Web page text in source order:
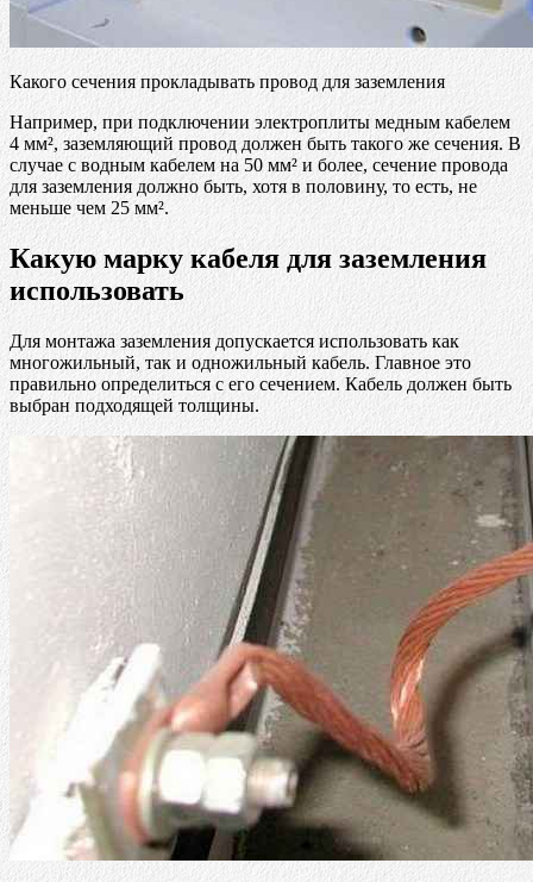
Какого сечения прокладывать провод для заземления
Например, при подключении электроплиты медным кабелем
4 мм², заземляющий провод должен быть такого же сечения. В
случае с водным кабелем на 50 мм² и более, сечение провода
для заземления должно быть, хотя в половину, то есть, не
меньше чем 25 мм².
Какую марку кабеля для заземления
использовать
Для монтажа заземления допускается использовать как
многожильный, так и одножильный кабель. Главное это
правильно определиться с его сечением. Кабель должен быть
выбран подходящей толщины.